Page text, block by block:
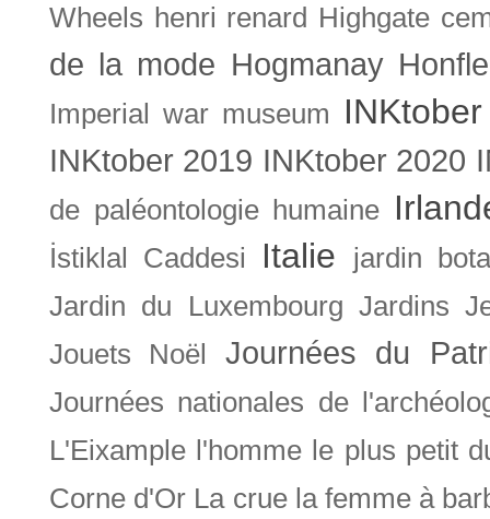
Wheels henri renard Highgate
de la mode Hogmanay
Imperial war museum INKtober
INKtober 2019 INKtober 2020
de paléontologie humaine
İstiklal Caddesi Italie
jardin
Jardin du Luxembourg Jardins
Jouets Noël
Journées du
Journées nationales de
L'Eixample l'homme le plus petit
Corne d'Or La crue la femme à